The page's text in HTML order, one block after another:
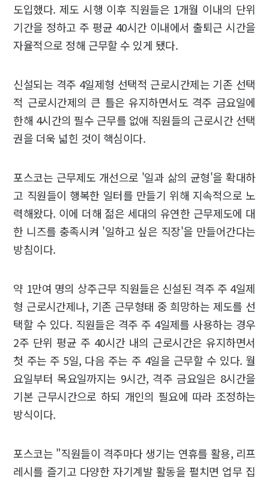
도입했다. 제도 시행 이후 직원들은 1개월 이내의 단위
기간을 정하고 주 평균 40시간 이내에서 출퇴근 시간을
자율적으로 정해 근무할 수 있게 됐다.
신설되는 격주 4일제형 선택적 근로시간제는 기존 선택
적 근로시간제의 큰 틀은 유지하면서도 격주 금요일에
한해 4시간의 필수 근무를 없애 직원들의 근로시간 선택
권을 더욱 넓힌 것이 핵심이다.
포스코는 근무제도 개선으로 '일과 삶의 균형'을 확대하
고 직원들이 행복한 일터를 만들기 위해 지속적으로 노
력해왔다. 이에 더해 젊은 세대의 유연한 근무제도에 대
한 니즈를 충족시켜 '일하고 싶은 직장'을 만들어간다는
방침이다.
약 1만여 명의 상주근무 직원들은 신설된 격주 주 4일제
형 근로시간제나, 기존 근무형태 중 희망하는 제도를 선
택할 수 있다. 직원들은 격주 주 4일제를 사용하는 경우
2주 단위 평균 주 40시간 내의 근로시간은 유지하면서
첫 주는 주 5일, 다음 주는 주 4일을 근무할 수 있다. 월
요일부터 목요일까지는 9시간, 격주 금요일은 8시간을
기본 근무시간으로 하되 개인의 필요에 따라 조정하는
방식이다.
포스코는 "직원들이 격주마다 생기는 연휴를 활용, 리프
레시를 즐기고 다양한 자기계발 활동을 펼치면 업무 집